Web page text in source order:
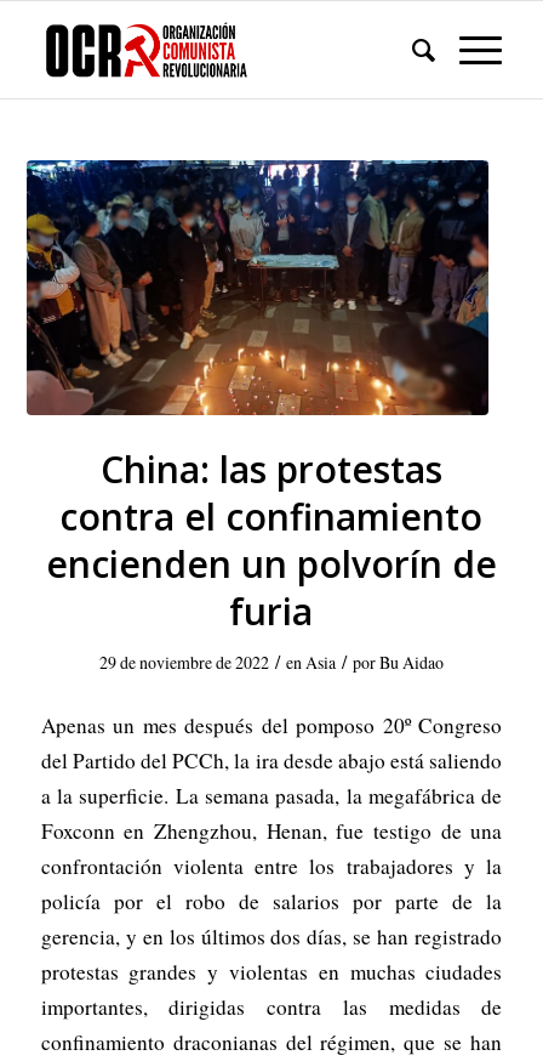
China: las protestas
contra el confinamiento
encienden un polvorín de
furia
29 de noviembre de 2022 / enAsia / porBu Aidao
Apenas un mes después del pomposo 20º Congreso
del Partido del PCCh, la ira desde abajo está saliendo
a la superficie. La semana pasada, la megafábrica de
Foxconn en Zhengzhou, Henan, fue testigo de una
confrontación violenta entre los trabajadores y la
policía por el robo de salarios por parte de la
gerencia, y en los últimos dos días, se han registrado
protestas grandes y violentas en muchas ciudades
importantes, dirigidas contra las medidas de
confinamiento draconianas del régimen, que se han